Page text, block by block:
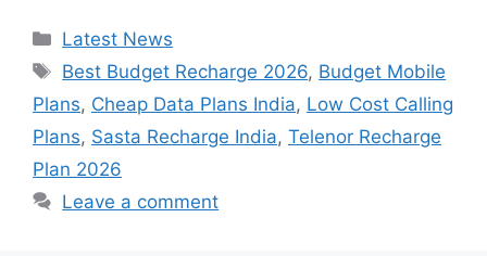
Categories
Latest News
Tags
Best Budget Recharge 2026, Budget Mobile
Plans, Cheap Data Plans India, Low Cost Calling
Plans, Sasta Recharge India, Telenor Recharge
Plan 2026
Leave a comment